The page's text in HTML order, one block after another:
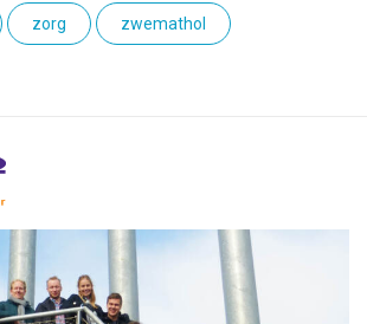
zorg zwemathol